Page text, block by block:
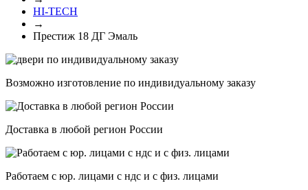
HI-TECH
→
Престиж 18 ДГ Эмаль
Возможно изготовление по индивидуальному заказу
Доставка в любой регион России
Работаем с юр. лицами с ндс и с физ. лицами